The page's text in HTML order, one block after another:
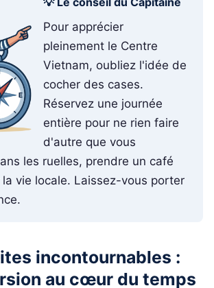
Pour apprécier
pleinement le Centre
Vietnam, oubliez l'idée de
cocher des cases.
Réservez une journée
entière pour ne rien faire
d'autre que vous
les ruelles, prendre un café
vie locale. Laissez-vous porter
incontournables :
au cœur du temps